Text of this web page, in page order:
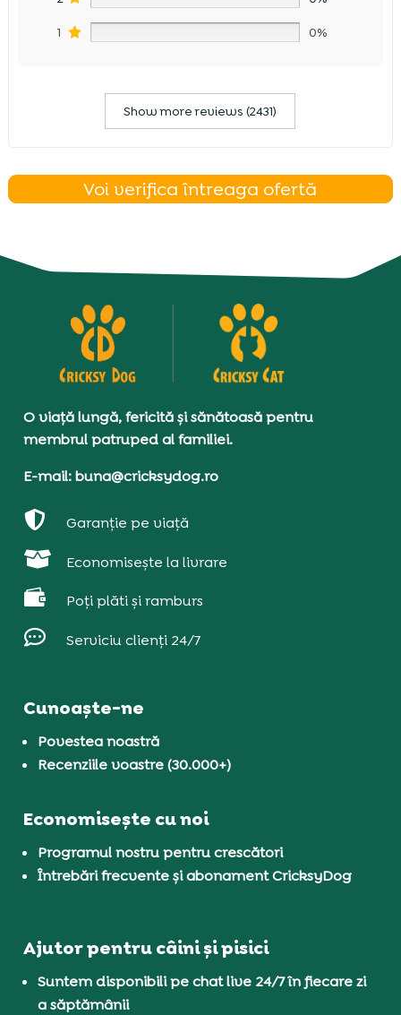
1 0%
Show more reviews (2431)
Voi verifica întreaga ofertă
O viață lungă, fericită și sănătoasă pentru
membrul patruped al familiei.
E-mail: buna@cricksydog.ro
 Garanție pe viață
 Economisește la livrare
 Poți plăti și ramburs
 Serviciu clienți 24/7
Cunoaște-ne
Povestea noastră
Recenziile voastre (30.000+)
Economisește cu noi
Programul nostru pentru crescători
Întrebări frecvente și abonament CricksyDog
Ajutor pentru câini și pisici
Suntem disponibili pe chat live 24/7 în fiecare zi
a săptămânii